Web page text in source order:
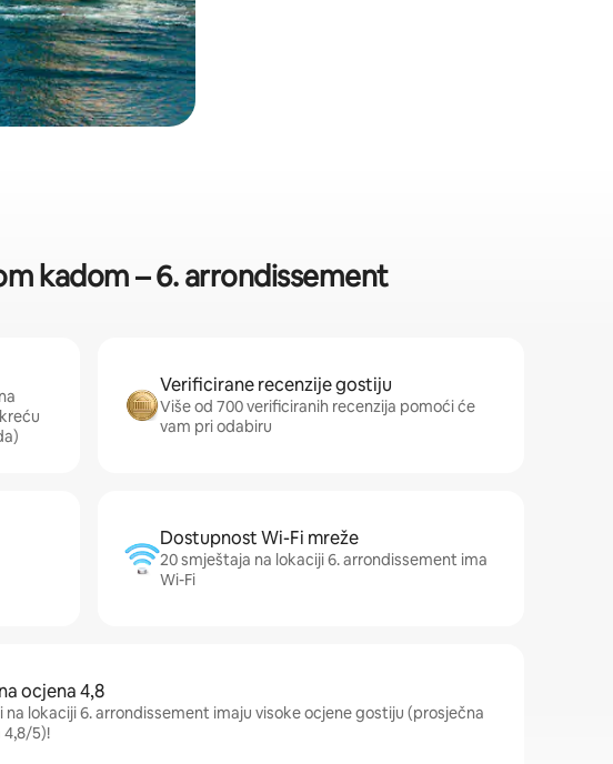
kadom – 6. arrondissement
Verificirane recenzije gostiju
Više od 700 verificiranih recenzija pomoći će
vam pri odabiru
Dostupnost Wi-Fi mreže
20 smještaja na lokaciji 6. arrondissement ima
Wi-Fi
ocjena 4,8
na lokaciji 6. arrondissement imaju visoke ocjene gostiju (prosječna
4,8/5)!